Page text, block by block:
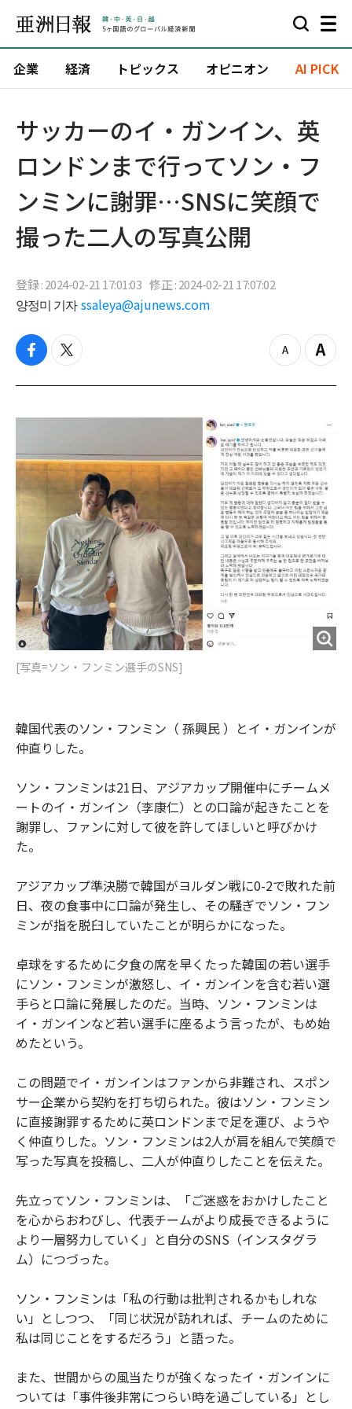
企業 経済 トピックス オピニオン AI PICK
サッカーのイ・ガンイン、英
ロンドンまで行ってソン・フ
ンミンに謝罪…SNSに笑顔で
撮った二人の写真公開
登録 : 2024-02-21 17:01:03 修正 : 2024-02-21 17:07:02
양정미 기자 ssaleya@ajunews.com
f
c
b
k
t
i
t
z
o
t
Z
o
[写真=ソン・フンミン選手のSNS]
韓国代表のソン・フンミン（ 孫興民 ）とイ・ガンインが
仲直りした。
ソン・フンミンは21日、アジアカップ開催中にチームメ
ートのイ・ガンイン（李康仁）との口論が起きたことを
謝罪し、ファンに対して彼を許してほしいと呼びかけ
た。
アジアカップ準決勝で韓国がヨルダン戦に0-2で敗れた前
日、夜の食事中に口論が発生し、その騒ぎでソン・フン
ミンが指を脱臼していたことが明らかになった。
卓球をするために夕食の席を早くたった韓国の若い選手
にソン・フンミンが激怒し、イ・ガンインを含む若い選
手らと口論に発展したのだ。当時、ソン・フンミンは
イ・ガンインなど若い選手に座るよう言ったが、もめ始
めたという。
この問題でイ・ガンインはファンから非難され、スポン
サー企業から契約を打ち切られた。彼はソン・フンミン
に直接謝罪するために英ロンドンまで足を運び、ようや
く仲直りした。ソン・フンミンは2人が肩を組んで笑顔で
写った写真を投稿し、二人が仲直りしたことを伝えた。
先立ってソン・フンミンは、「ご迷惑をおかけしたこと
を心からおわびし、代表チームがより成長できるように
より一層努力していく」と自分のSNS（インスタグラ
ム）につづった。
ソン・フンミンは「私の行動は批判されるかもしれな
い」としつつ、「同じ状況が訪れれば、チームのために
私は同じことをするだろう」と語った。
また、世間からの風当たりが強くなったイ・ガンインに
ついては「事件後非常につらい時を過ごしている」とし